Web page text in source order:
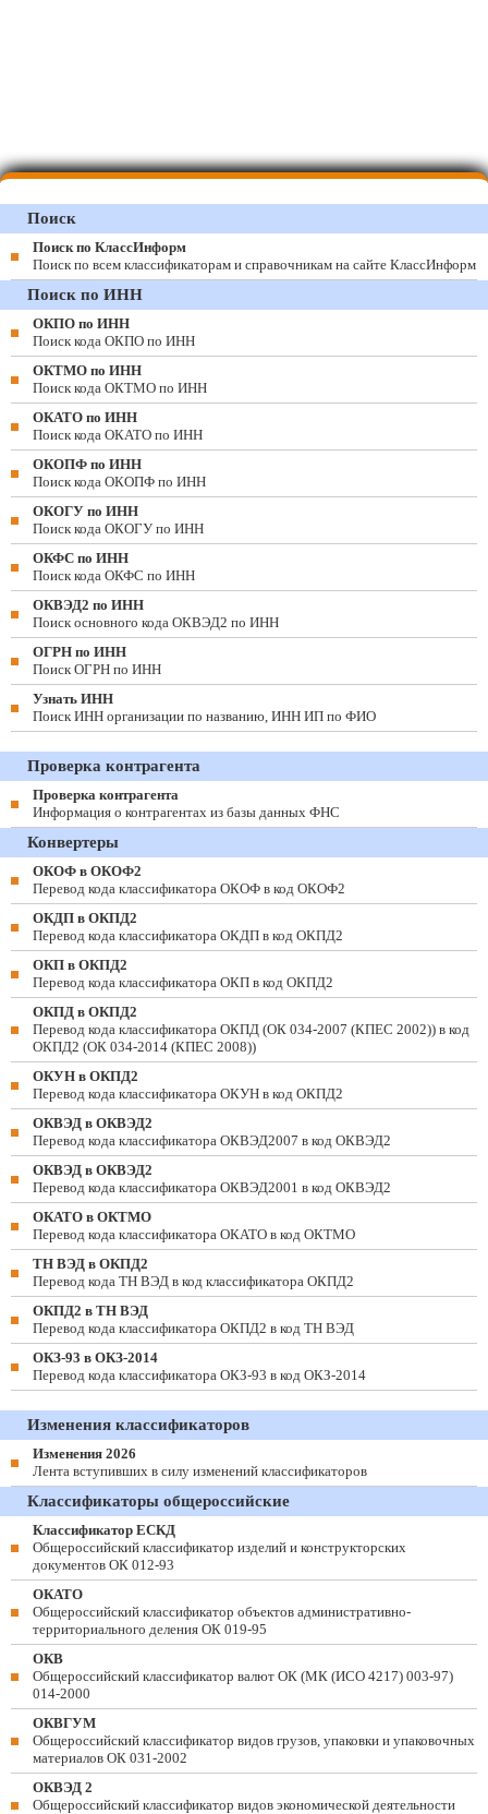
Поиск
Поиск по КлассИнформ
Поиск по всем классификаторам и справочникам на сайте КлассИнформ
Поиск по ИНН
ОКПО по ИНН
Поиск кода ОКПО по ИНН
ОКТМО по ИНН
Поиск кода ОКТМО по ИНН
ОКАТО по ИНН
Поиск кода ОКАТО по ИНН
ОКОПФ по ИНН
Поиск кода ОКОПФ по ИНН
ОКОГУ по ИНН
Поиск кода ОКОГУ по ИНН
ОКФС по ИНН
Поиск кода ОКФС по ИНН
ОКВЭД2 по ИНН
Поиск основного кода ОКВЭД2 по ИНН
ОГРН по ИНН
Поиск ОГРН по ИНН
Узнать ИНН
Поиск ИНН организации по названию, ИНН ИП по ФИО
Проверка контрагента
Проверка контрагента
Информация о контрагентах из базы данных ФНС
Конвертеры
ОКОФ в ОКОФ2
Перевод кода классификатора ОКОФ в код ОКОФ2
ОКДП в ОКПД2
Перевод кода классификатора ОКДП в код ОКПД2
ОКП в ОКПД2
Перевод кода классификатора ОКП в код ОКПД2
ОКПД в ОКПД2
Перевод кода классификатора ОКПД (ОК 034-2007 (КПЕС 2002)) в код
ОКПД2 (ОК 034-2014 (КПЕС 2008))
ОКУН в ОКПД2
Перевод кода классификатора ОКУН в код ОКПД2
ОКВЭД в ОКВЭД2
Перевод кода классификатора ОКВЭД2007 в код ОКВЭД2
ОКВЭД в ОКВЭД2
Перевод кода классификатора ОКВЭД2001 в код ОКВЭД2
ОКАТО в ОКТМО
Перевод кода классификатора ОКАТО в код ОКТМО
ТН ВЭД в ОКПД2
Перевод кода ТН ВЭД в код классификатора ОКПД2
ОКПД2 в ТН ВЭД
Перевод кода классификатора ОКПД2 в код ТН ВЭД
ОКЗ-93 в ОКЗ-2014
Перевод кода классификатора ОКЗ-93 в код ОКЗ-2014
Изменения классификаторов
Изменения 2026
Лента вступивших в силу изменений классификаторов
Классификаторы общероссийские
Классификатор ЕСКД
Общероссийский классификатор изделий и конструкторских
документов ОК 012-93
ОКАТО
Общероссийский классификатор объектов административно-
территориального деления ОК 019-95
ОКВ
Общероссийский классификатор валют ОК (МК (ИСО 4217) 003-97)
014-2000
ОКВГУМ
Общероссийский классификатор видов грузов, упаковки и упаковочных
материалов ОК 031-2002
ОКВЭД 2
Общероссийский классификатор видов экономической деятельности